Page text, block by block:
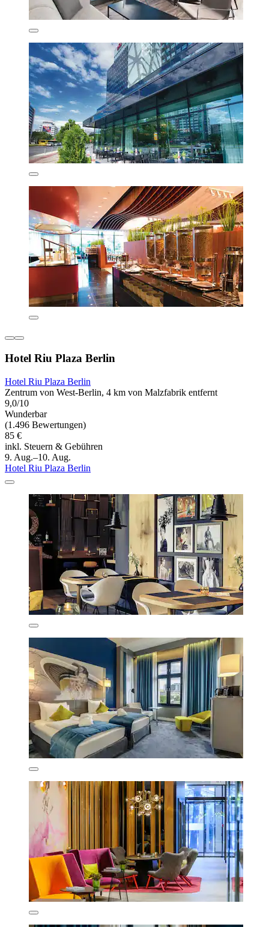
Hotel Riu Plaza Berlin
Hotel Riu Plaza Berlin
Zentrum von West-Berlin, 4 km von Malzfabrik entfernt
9,0/10
Wunderbar
(1.496 Bewertungen)
85 €
inkl. Steuern & Gebühren
9. Aug.–10. Aug.
Hotel Riu Plaza Berlin